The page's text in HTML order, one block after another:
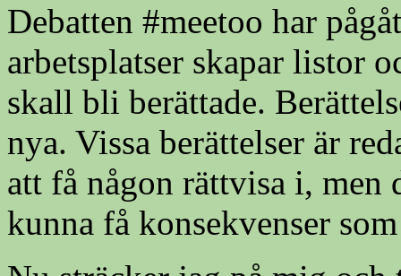
Debatten #meetoo har
arbetsplatser skapar listor
skall bli berättade.
nya. Vissa berättelser är
att få någon rättvisa i, men
kunna få konsekvenser